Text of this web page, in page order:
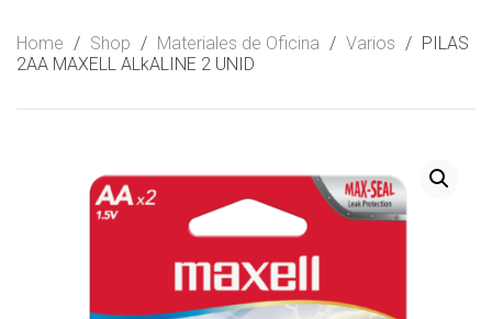
Home / Shop / Materiales de Oficina / Varios / PILAS
2AA MAXELL ALkALINE 2 UNID